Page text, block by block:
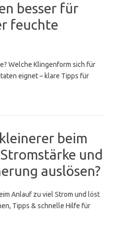
besser für
feuchte
Welche Klingenform sich für
eignet – klare Tipps für
beim
und
auslösen?
Anlauf zu viel Strom und löst
Tipps & schnelle Hilfe für